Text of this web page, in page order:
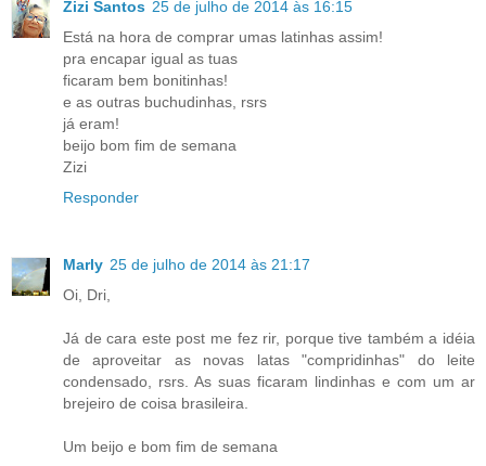
Zizi Santos 25 de julho de 2014 às 16:15
Está na hora de comprar umas latinhas assim!
pra encapar igual as tuas
ficaram bem bonitinhas!
e as outras buchudinhas, rsrs
já eram!
beijo bom fim de semana
Zizi
Responder
Marly 25 de julho de 2014 às 21:17
Oi, Dri,
Já de cara este post me fez rir, porque tive também a idéia
de aproveitar as novas latas "compridinhas" do leite
condensado, rsrs. As suas ficaram lindinhas e com um ar
brejeiro de coisa brasileira.
Um beijo e bom fim de semana